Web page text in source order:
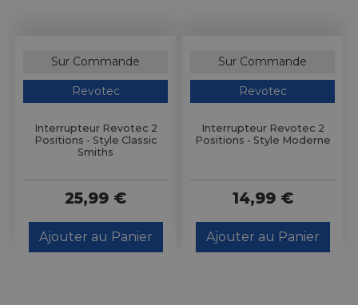
Sur Commande
Revotec
Interrupteur Revotec 2
Positions - Style Classic
Smiths
25,99 €
Ajouter au Panier
Sur Commande
Revotec
Interrupteur Revotec 2
Positions - Style Moderne
14,99 €
Ajouter au Panier